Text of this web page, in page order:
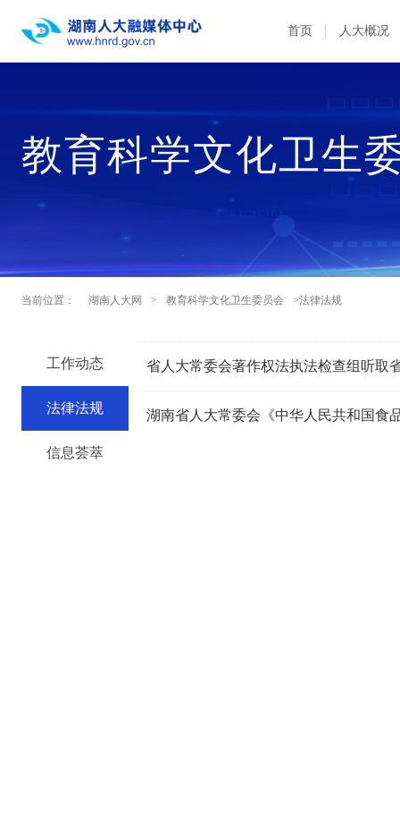
首页 人大概况
教育科学文化卫生
当前位置： 湖南人大网 > 教育科学文化卫生委员会 >法律法规
工作动态
法律法规
信息荟萃
省人大常委会著作权法执法检查组听取